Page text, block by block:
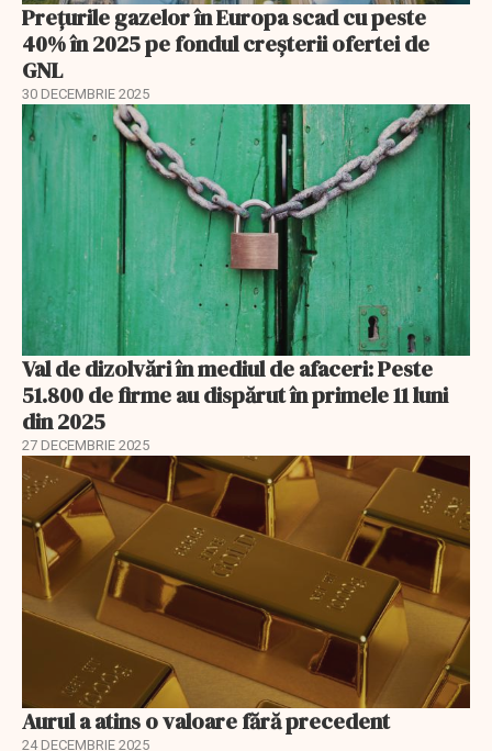
Prețurile gazelor în Europa scad cu peste
40% în 2025 pe fondul creșterii ofertei de
GNL
30 DECEMBRIE 2025
Val de dizolvări în mediul de afaceri: Peste
51.800 de firme au dispărut în primele 11 luni
din 2025
27 DECEMBRIE 2025
Aurul a atins o valoare fără precedent
24 DECEMBRIE 2025